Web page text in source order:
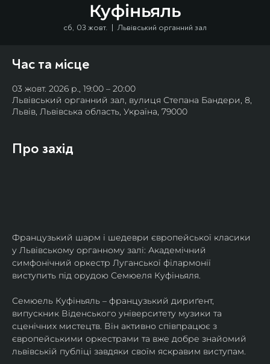
Куфіньяль
сб, 03 жовт.
  |
Львівський органний зал
Час та місце
03 жовт. 2026 р., 19:00 – 20:00
Львівський органний зал, вулиця Степана Бандери, 8,
Львів, Львівська область, Україна, 79000
Про захід
Французький шарм і шедеври європейської класики
у Львівському органному залі: Академічний
симфонічний оркестр Луганської філармонії
виступить під орудою Семюеля Куфіньяля.
Семюель Куфіньяль – французький дириґент,
випускник Віденського університету музики та
сценічних мистецтв. Він активно співпрацює з
європейськими оркестрами та вже добре знайомий
львівській публіці завдяки своїм яскравим виступам.